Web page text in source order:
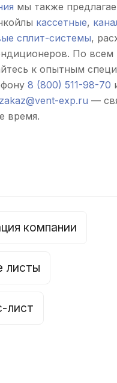
мы также
кассетные,
сплит-системы,
По всем
к опытным
8 (800) 511-98-70
zakaz@vent-exp.ru —
время.
компании
листы
лист